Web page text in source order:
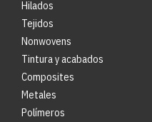
Hilados
Tejidos
Nonwovens
Tintura y acabados
Composites
Metales
Polímeros